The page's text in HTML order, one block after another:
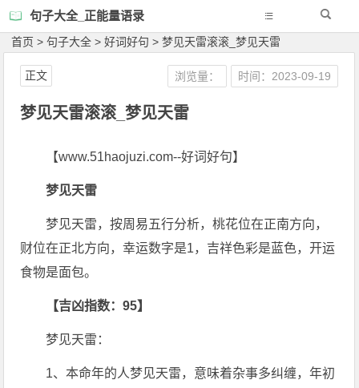
句子大全_正能量语录
首页 >句子大全 >好词好句 >梦见天雷滚滚_梦见天雷
梦见天雷滚滚_梦见天雷
浏览量： 时间：2023-09-19
正文
【www.51haojuzi.com--好词好句】
梦见天雷
梦见天雷，按周易五行分析，桃花位在正南方向，
财位在正北方向，幸运数字是1，吉祥色彩是蓝色，开运
食物是面包。
【吉凶指数：95】
梦见天雷：
1、本命年的人梦见天雷，意味着杂事多纠缠，年初